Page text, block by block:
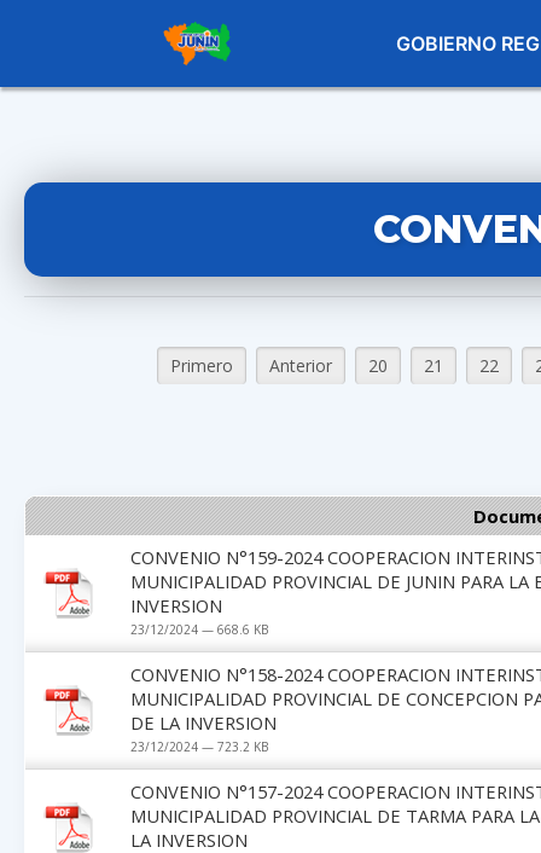
GOBIERNO
Primero Anterior 20 21 22
CONVENIO N°159-2024 COOPERACION
MUNICIPALIDAD PROVINCIAL DE JUNIN PARA LA
INVERSION
23/12/2024 — 668.6 KB
CONVENIO N°158-2024 COOPERACION
MUNICIPALIDAD PROVINCIAL DE CONCEPCION
DE LA INVERSION
23/12/2024 — 723.2 KB
CONVENIO N°157-2024 COOPERACION
MUNICIPALIDAD PROVINCIAL DE TARMA PARA
LA INVERSION